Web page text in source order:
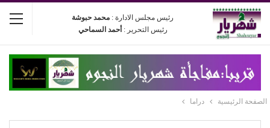
رئيس مجلس الادارة : محمد حبوشة
رئيس التحرير : أحمد السماحي
الصفحة الرئيسية دراما